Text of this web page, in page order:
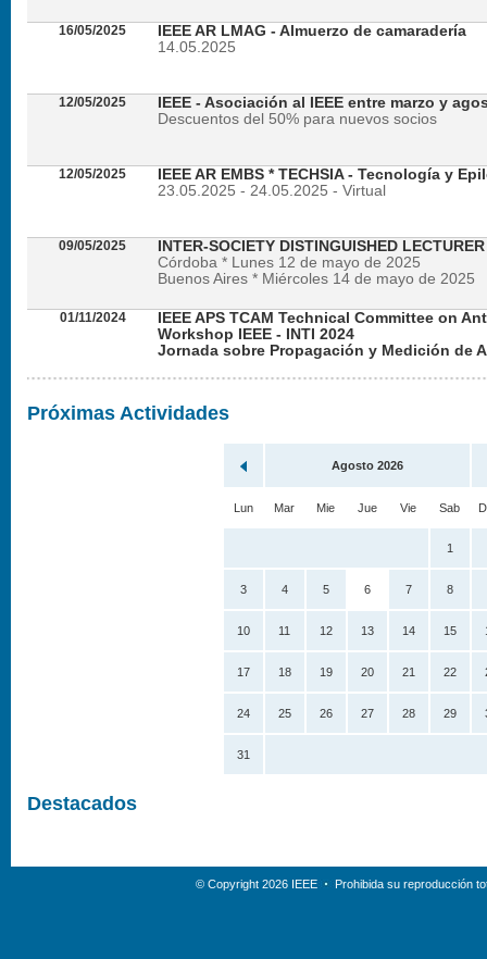
16/05/2025
IEEE AR LMAG - Almuerzo de camaradería
14.05.2025
12/05/2025
IEEE - Asociación al IEEE entre marzo y
Descuentos del 50% para nuevos socios
12/05/2025
IEEE AR EMBS * TECHSIA - Tecnología y
23.05.2025 - 24.05.2025 - Virtual
09/05/2025
INTER-SOCIETY DISTINGUISHED
Córdoba * Lunes 12 de mayo de 2025
Buenos Aires * Miércoles 14 de mayo de 2025
01/11/2024
IEEE APS TCAM Technical Committee on
Workshop IEEE - INTI 2024
Jornada sobre Propagación y Medición de
Próximas Actividades
Agosto 2026
Lun Mar Mie Jue Vie Sab
1
3 4 5 6 7 8
10 11 12 13 14 15
17 18 19 20 21 22
24 25 26 27 28 29
31
Destacados
© Copyright 2026 IEEE Prohibida su reproducción